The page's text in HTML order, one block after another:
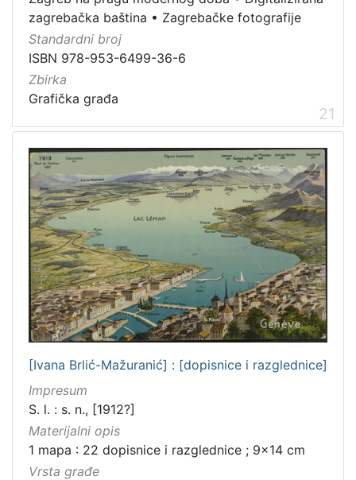
zagrebačka baština • Zagrebačke fotografije
Standardni broj
ISBN 978-953-6499-36-6
Zbirka
Grafička građa
21
[Ivana Brlić-Mažuranić] : [dopisnice i razglednice]
Impresum
S. l. : s. n., [1912?]
Materijalni opis
1 mapa : 22 dopisnice i razglednice ; 9x14 cm
Vrsta građe